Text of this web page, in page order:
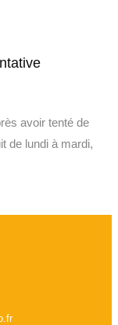
avoir tenté de
de lundi à mardi,